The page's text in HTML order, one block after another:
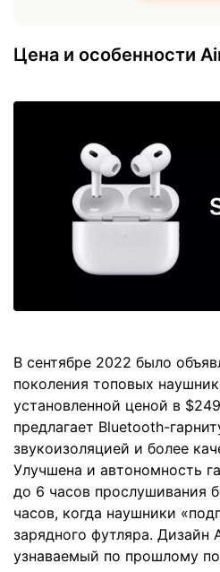
Цена и особенности
В сентябре 2022 было
поколения топовых
установленной ценой в
предлагает Bluetooth-
звукоизоляцией и более
Улучшена и автономность
до 6 часов прослушивания
часов, когда наушники
зарядного футляра. Дизайн
узнаваемый по прошлому